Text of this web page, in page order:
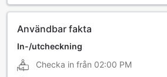
Användbar fakta
In-/utcheckning
Checka in från 02:00 PM